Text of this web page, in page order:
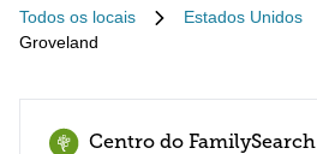
Todos os locais Estados Unidos
Groveland
Centro do FamilySearch